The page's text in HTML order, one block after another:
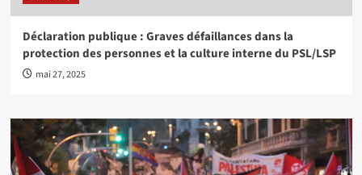
Déclaration publique : Graves défaillances dans la
protection des personnes et la culture interne du PSL/LSP
mai 27, 2025